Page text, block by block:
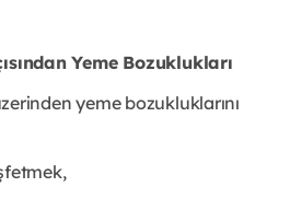
Yeme Bozuklukları
yeme bozukluklarını